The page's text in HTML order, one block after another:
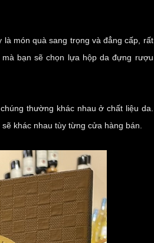
là món quà sang trọng và đẳng cấp, rất
bạn sẽ chọn lựa hộp da đựng rượu
thường khác nhau ở chất liệu da.
khác nhau tùy từng cửa hàng bán.